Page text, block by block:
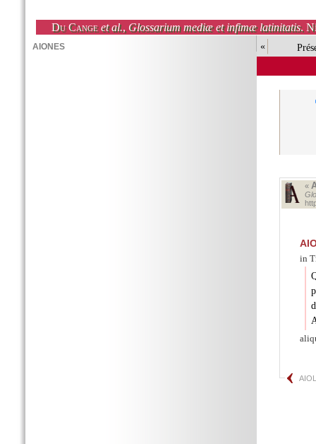
Du Cange et al., Glossarium mediæ et infimæ latinitatis.
«
«
in